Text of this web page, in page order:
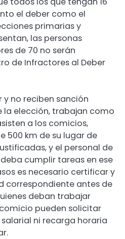
el deber como el
primarias y
las personas
de 70 no serán
de Infractores al Deber
y no reciben sanción
la elección, trabajan como
a los comicios,
500 km de su lugar de
y el personal de
cumplir tareas en ese
es necesario certificar y
correspondiente antes de
deban trabajar
pueden solicitar
ni recarga horaria